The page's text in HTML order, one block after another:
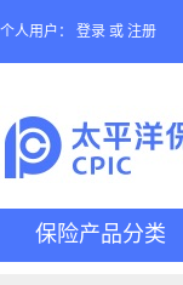
个人用户： 登录 或 注册
保险产品分类